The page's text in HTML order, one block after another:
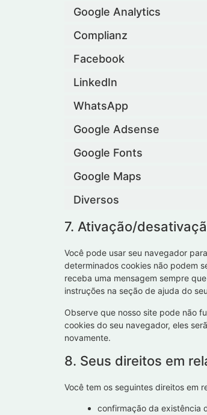
Google Analytics
Complianz
Facebook
LinkedIn
WhatsApp
Google Adsense
Google Fonts
Google Maps
Diversos
7. Ativação/
Você pode usar seu navegador
determinados cookies não podem
receba uma mensagem sempre
instruções na seção de ajuda do
Observe que nosso site pode não
cookies do seu navegador, eles
novamente.
8. Seus direitos em
Você tem os seguintes direitos em
confirmação da existência